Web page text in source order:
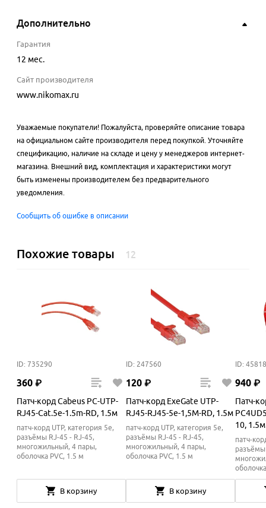
Дополнительно
Гарантия
12 мес.
Сайт производителя
www.nikomax.ru
Уважаемые покупатели! Пожалуйста, проверяйте описание товара
на официальном сайте производителя перед покупкой. Уточняйте
спецификацию, наличие на складе и цену у менеджеров интернет-
магазина. Внешний вид, комплектация и характеристики могут
быть изменены производителем без предварительного
уведомления.
Сообщить об ошибке в описании
Похожие товары 12
ID: 735290
360 ₽
Патч-корд Cabeus PC-UTP-
RJ45-Cat.5e-1.5m-RD, 1.5м
патч-корд UTP, категория 5e,
разъёмы RJ-45 - RJ-45,
многожильный, 4 пары,
оболочка PVC, 1.5 м
В корзину
ID: 247560
120 ₽
Патч-корд ExeGate UTP-
RJ45-RJ45-5e-1,5M-RD, 1.5м
патч-корд UTP, категория 5e,
разъёмы RJ-45 - RJ-45,
многожильный, 4 пары,
оболочка PVC, 1.5 м
В корзину
ID:
940 ₽
Патч-
10,
патч-
разъёмы